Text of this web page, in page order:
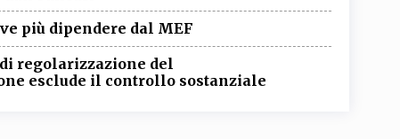
più dipendere dal MEF
regolarizzazione del
esclude il controllo sostanziale